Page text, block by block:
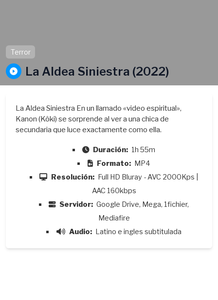
Terror
La Aldea Siniestra (2022)
La Aldea Siniestra En un llamado «video espiritual»,
Kanon (Kôki) se sorprende al ver a una chica de
secundaria que luce exactamente como ella.
Duración: 1h 55m
Formato: MP4
Resolución: Full HD Bluray - AVC 2000Kps |
AAC 160kbps
Servidor: Google Drive, Mega, 1fichier,
Mediafire
Audio: Latino e ingles subtitulada